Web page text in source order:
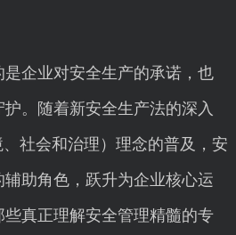
企业对安全生产的承诺，也
。随着新安全生产法的深入
社会和治理）理念的普及，安
助角色，跃升为企业核心运
真正理解安全管理精髓的专